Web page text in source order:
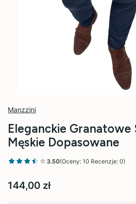
Manzzini
Eleganckie Granatowe
Męskie Dopasowane
3.50(Oceny: 10 Recenzje: 0)
Cena
144,00 zł